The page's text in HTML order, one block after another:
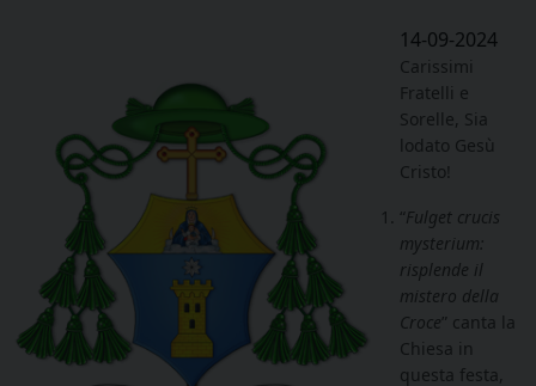
14-09-2024
Carissimi
Fratelli e
Sorelle, Sia
lodato Gesù
Cristo!
“Fulget crucis
mysterium:
risplende il
mistero della
Croce” canta la
Chiesa in
questa festa,